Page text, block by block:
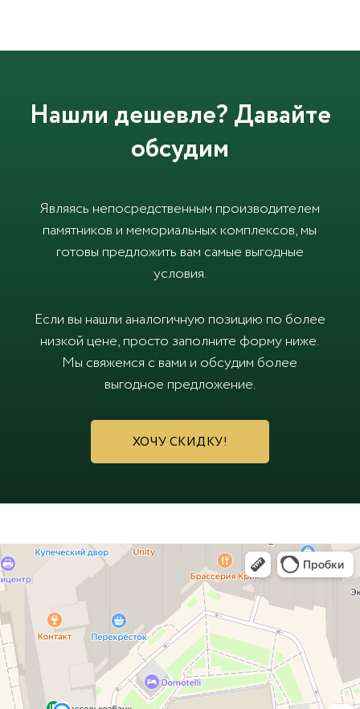
Нашли дешевле? Давайте
обсудим
Являясь непосредственным производителем
памятников и мемориальных комплексов, мы
готовы предложить вам самые выгодные
условия.
Если вы нашли аналогичную позицию по более
низкой цене, просто заполните форму ниже.
Мы свяжемся с вами и обсудим более
выгодное предложение.
ХОЧУ СКИДКУ!